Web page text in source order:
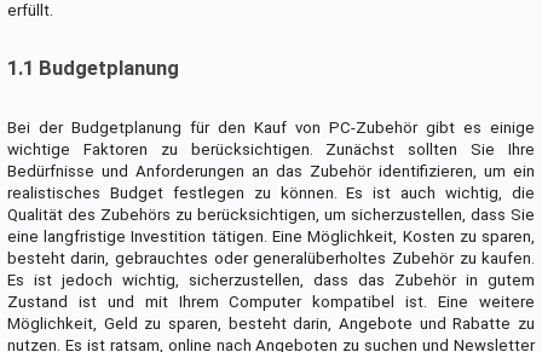
erfüllt.
1.1 Budgetplanung
Bei der Budgetplanung für den Kauf von PC-Zubehör gibt es einige
wichtige Faktoren zu berücksichtigen. Zunächst sollten Sie Ihre
Bedürfnisse und Anforderungen an das Zubehör identifizieren, um ein
realistisches Budget festlegen zu können. Es ist auch wichtig, die
Qualität des Zubehörs zu berücksichtigen, um sicherzustellen, dass Sie
eine langfristige Investition tätigen. Eine Möglichkeit, Kosten zu sparen,
besteht darin, gebrauchtes oder generalüberholtes Zubehör zu kaufen.
Es ist jedoch wichtig, sicherzustellen, dass das Zubehör in gutem
Zustand ist und mit Ihrem Computer kompatibel ist. Eine weitere
Möglichkeit, Geld zu sparen, besteht darin, Angebote und Rabatte zu
nutzen. Es ist ratsam, online nach Angeboten zu suchen und Newsletter